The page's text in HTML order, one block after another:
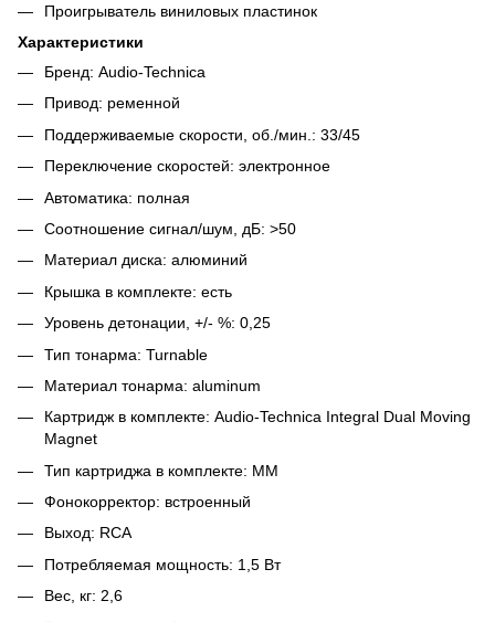
Проигрыватель виниловых пластинок
Характеристики
Бренд: Audio-Technica
Привод: ременной
Поддерживаемые скорости, об./мин.: 33/45
Переключение скоростей: электронное
Автоматика: полная
Соотношение сигнал/шум, дБ: >50
Материал диска: алюминий
Крышка в комплекте: есть
Уровень детонации, +/- %: 0,25
Тип тонарма: Turnable
Материал тонарма: aluminum
Картридж в комплекте: Audio-Technica Integral Dual Moving
Magnet
Тип картриджа в комплекте: MM
Фонокорректор: встроенный
Выход: RCA
Потребляемая мощность: 1,5 Вт
Вес, кг: 2,6